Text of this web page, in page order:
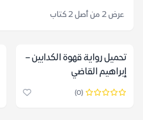
عرض 2 من أصل 2 كتاب
تحميل رواية قهوة الكدابين –
إبراهيم القاضي
(0)